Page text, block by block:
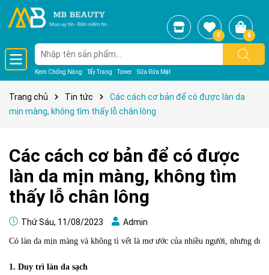
Kem Chống Nắng Tẩy Trang Toner Sữa Rửa Mặt
0 0
Trang chủ Tin tức
Các cách cơ bản để có được làn da
mịn màng, không tìm thấy lỗ chân lông
Các cách cơ bản để có được
làn da mịn màng, không tìm
thấy lỗ chân lông
Thứ Sáu, 11/08/2023 Admin
Có làn da mịn màng và không tì vết là mơ ước của nhiều người, nhưng
1. Duy trì làn da sạch